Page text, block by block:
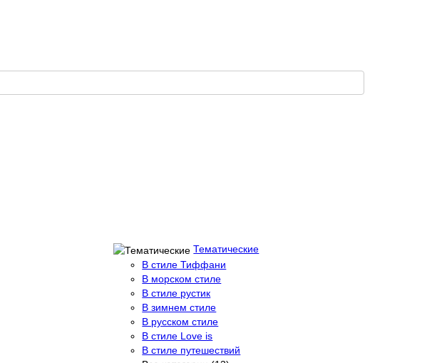
Тематические
В стиле Тиффани
В морском стиле
В стиле рустик
В зимнем стиле
В русском стиле
В стиле Love is
В стиле путешествий